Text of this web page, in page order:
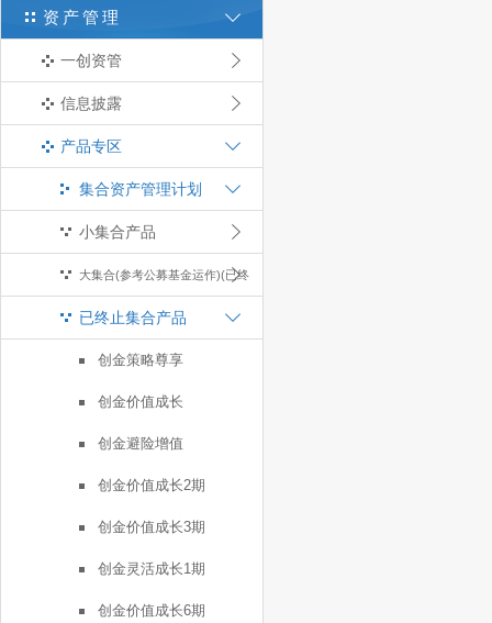
资产管理
一创资管
信息披露
产品专区
集合资产管理计划
小集合产品
大集合(参考公募基金运作)(已终
止)
已终止集合产品
创金策略尊享
创金价值成长
创金避险增值
创金价值成长2期
创金价值成长3期
创金灵活成长1期
创金价值成长6期